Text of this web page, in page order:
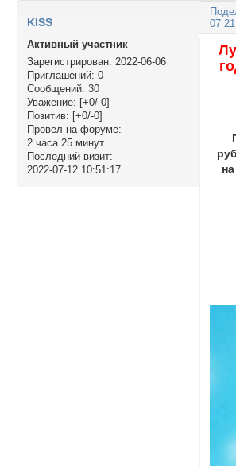
07
KISS
Активный участник
Зарегистрирован: 2022-06-06
Приглашений: 0
Сообщений: 30
Уважение: [+0/-0]
Позитив: [+0/-0]
Провел на форуме:
2 часа 25 минут
Последний визит:
2022-07-12 10:51:17